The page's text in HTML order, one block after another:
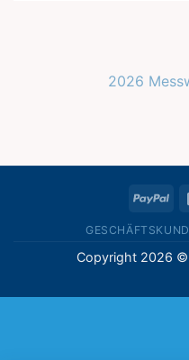
2026
Copyright 2026 ©